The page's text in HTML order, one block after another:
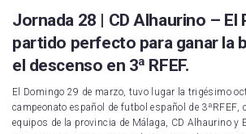
Jornada 28 | CD Alhaurino – El
partido perfecto para ganar la
el descenso en 3ª RFEF.
El Domingo 29 de marzo, tuvo lugar la trigésimo
campeonato español de futbol español de 3ªRFEF,
equipos de la provincia de Málaga, CD Alhaurino y